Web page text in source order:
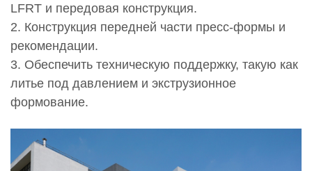
LFRT и передовая конструкция.
2. Конструкция передней части пресс-формы и
рекомендации.
3. Обеспечить техническую поддержку, такую ​​​​как
литье под давлением и экструзионное
формование.